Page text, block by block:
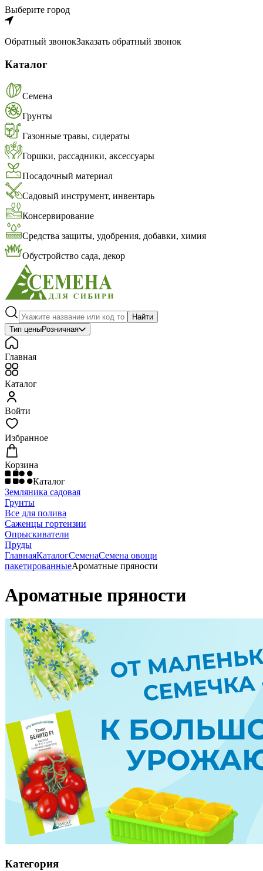
Выберите город
Обратный звонокЗаказать обратный звонок
Каталог
Семена
Грунты
Газонные травы, сидераты
Горшки, рассадники, аксессуары
Посадочный материал
Садовый инструмент, инвентарь
Консервирование
Средства защиты, удобрения, добавки, химия
Обустройство сада, декор
Найти
Тип ценыРозничная
Главная
Каталог
Войти
Избранное
Корзина
Каталог
Земляника садовая
Грунты
Все для полива
Саженцы гортензии
Опрыскиватели
Пруды
ГлавнаяКаталогСеменаСемена овощи
пакетированныеАроматные пряности
Ароматные пряности
Категория